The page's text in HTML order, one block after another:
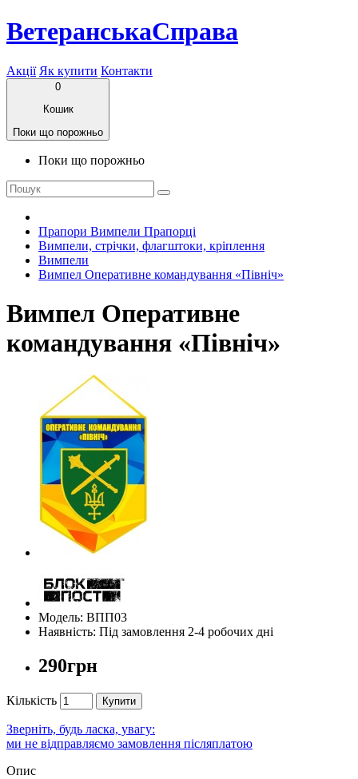
ВетеранськаСправа
Акції Як купити Контакти
0
Кошик
Поки що порожньо
Поки що порожньо
Прапори Вимпели Прапорці
Вимпели, стрічки, флагштоки, кріплення
Вимпели
Вимпел Оперативне командування «Північ»
Вимпел Оперативне
командування «Північ»
Модель: ВПП03
Наявність: Під замовлення 2-4 робочих дні
290грн
Кількість Купити
Зверніть, будь ласка, увагу:
ми не відправляємо замовлення післяплатою
Опис